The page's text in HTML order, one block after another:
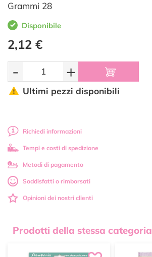
Grammi 28
Disponibile
2,12 €
- +
Ultimi pezzi disponibili
Richiedi informazioni
Tempi e costi di spedizione
Metodi di pagamento
Soddisfatti o rimborsati
Opinioni dei nostri clienti
Prodotti della stessa categoria